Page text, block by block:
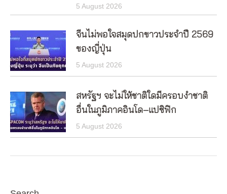
5 August 2026
จีนไม่พอใจสมุดปกขาวประจำปี 2569
ของญี่ปุ่น
5 August 2026
สหรัฐฯ จะไม่ให้ชาติใดมีครอบงำชาติ
อื่นในภูมิภาคอินโด–แปซิฟิก
5 August 2026